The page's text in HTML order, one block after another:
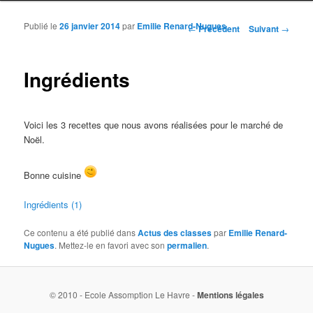
Navigation des articles
←Précédent Suivant →
Ingrédients
Publié le26 janvier 2014par Emilie Renard-Nugues
Voici les 3 recettes que nous avons réalisées pour le marché de
Noël.
Bonne cuisine
Ingrédients (1)
Ce contenu a été publié dansActus des classespar Emilie Renard-
Nugues. Mettez-le en favori avec sonpermalien.
© 2010 - Ecole Assomption Le Havre -Mentions légales